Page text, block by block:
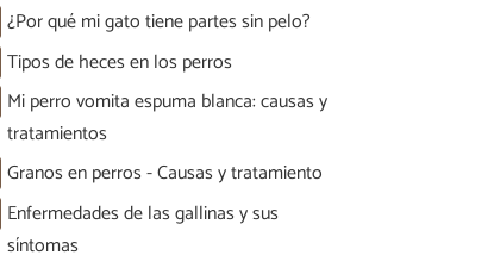
¿Por qué mi gato tiene partes sin pelo?
Tipos de heces en los perros
Mi perro vomita espuma blanca: causas y
tratamientos
Granos en perros - Causas y tratamiento
Enfermedades de las gallinas y sus
síntomas